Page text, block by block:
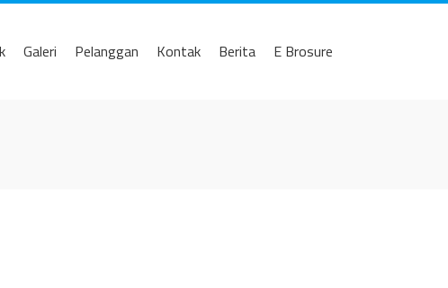
Galeri Pelanggan Kontak Berita E Brosure